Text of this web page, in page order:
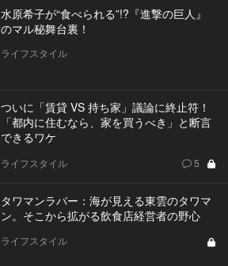
水原希子が“食べられる”!?『進撃の巨人』
のマル秘舞台裏！
ライフスタイル
ついに「賃貸 VS 持ち家」議論に終止符！
「都内に住むなら、家を買うべき」と断言
できるワケ
ライフスタイル 5
タワマンラバー：海が見える東雲のタワマ
ン。そこから拡がる飲食店経営者の野心
ライフスタイル